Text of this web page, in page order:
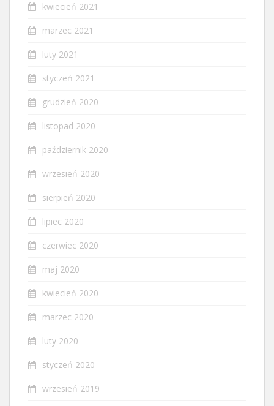
kwiecień 2021
marzec 2021
luty 2021
styczeń 2021
grudzień 2020
listopad 2020
październik 2020
wrzesień 2020
sierpień 2020
lipiec 2020
czerwiec 2020
maj 2020
kwiecień 2020
marzec 2020
luty 2020
styczeń 2020
wrzesień 2019